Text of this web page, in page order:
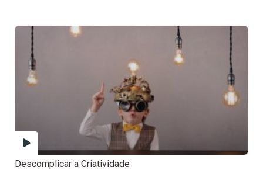
Descomplicar a Criatividade